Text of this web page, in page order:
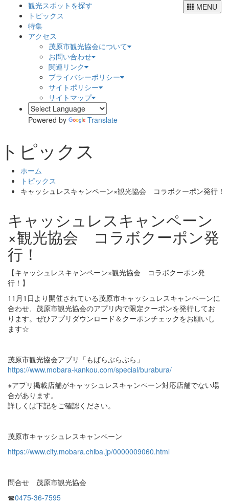
MENU
観光スポットを探す
トピックス
特集
アクセス
茂原市観光協会について
お問い合わせ
関連リンク
プライバシーポリシー
サイトポリシー
サイトマップ
Powered by Translate
トピックス
ホーム
トピックス
キャッシュレスキャンペーン×観光協会 コラボクーポン発行！
キャッシュレスキャンペーン
×観光協会 コラボクーポン発
行！
【キャッシュレスキャンペーン×観光協会 コラボクーポン発
行！】
11月1日より開催されている茂原市キャッシュレスキャンペーンに
合わせ、茂原市観光協会のアプリ内で限定クーポンを発行してお
ります。ぜひアプリダウンロード＆クーポンチェックをお願いし
ます☆
茂原市観光協会アプリ「もばらぶらぶら」
https://www.mobara-kankou.com/special/burabura/
※アプリ掲載店舗がキャッシュレスキャンペーン対応店舗でない場
合があります。
詳しくは下記をご確認ください。
茂原市キャッシュレスキャンペーン
https://www.city.mobara.chiba.jp/0000009060.html
問合せ 茂原市観光協会
☎0475-36-7595